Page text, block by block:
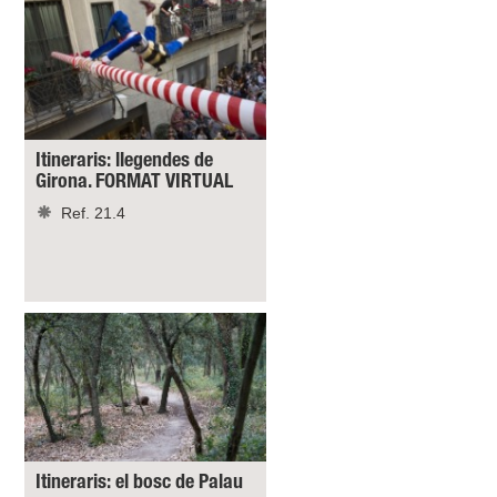
Itineraris: llegendes de
Girona. FORMAT VIRTUAL
Ref. 21.4
Itineraris: el bosc de Palau